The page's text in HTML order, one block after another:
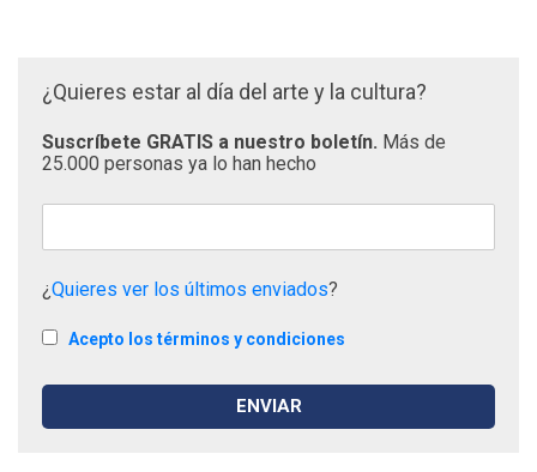
¿Quieres estar al día del arte y la cultura?
Suscríbete GRATIS a nuestro boletín. Más de
25.000 personas ya lo han hecho
¿Quieres ver los últimos enviados?
Acepto los términos y condiciones